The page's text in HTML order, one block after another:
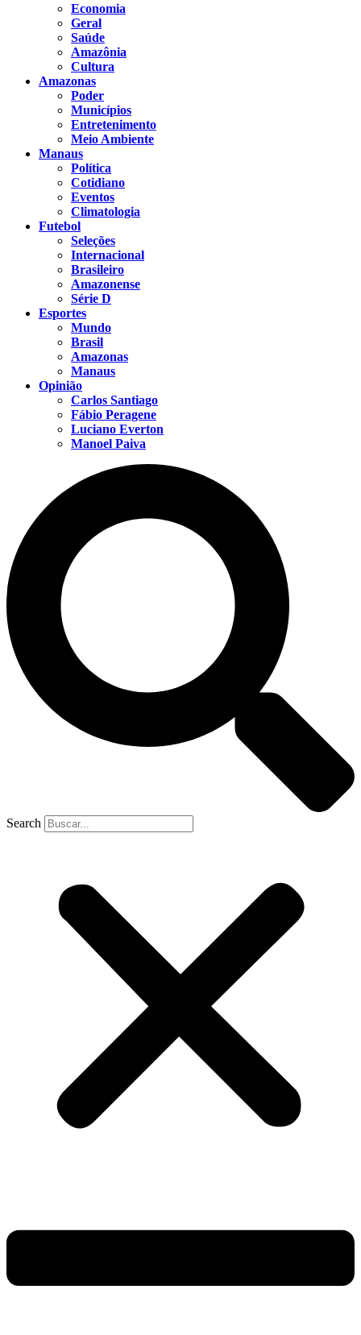
Economia
Geral
Saúde
Amazônia
Cultura
Amazonas
Poder
Municípios
Entretenimento
Meio Ambiente
Manaus
Política
Cotidiano
Eventos
Climatologia
Futebol
Seleções
Internacional
Brasileiro
Amazonense
Série D
Esportes
Mundo
Brasil
Amazonas
Manaus
Opinião
Carlos Santiago
Fábio Peragene
Luciano Everton
Manoel Paiva
Search